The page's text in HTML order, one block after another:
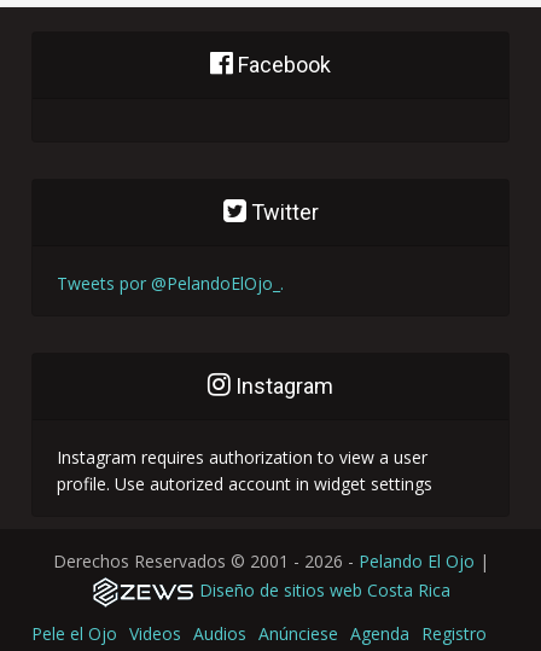
Facebook
Twitter
Tweets por @PelandoElOjo_.
Instagram
Instagram requires authorization to view a user
profile. Use autorized account in widget settings
Derechos Reservados © 2001 - 2026 - Pelando El Ojo |
Diseño de sitios web Costa Rica
Pele el Ojo Videos Audios Anúnciese Agenda
Registro